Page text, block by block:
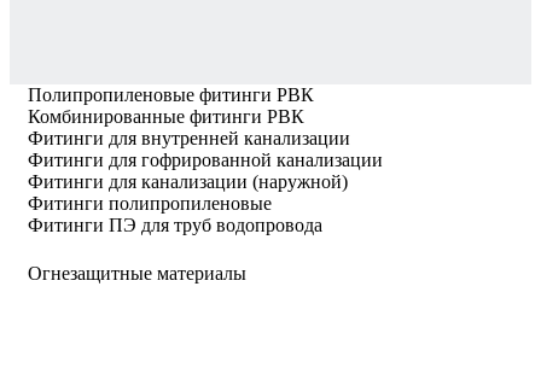
Полипропиленовые фитинги РВК
Комбинированные фитинги РВК
Фитинги для внутренней канализации
Фитинги для гофрированной канализации
Фитинги для канализации (наружной)
Фитинги полипропиленовые
Фитинги ПЭ для труб водопровода
Огнезащитные материалы